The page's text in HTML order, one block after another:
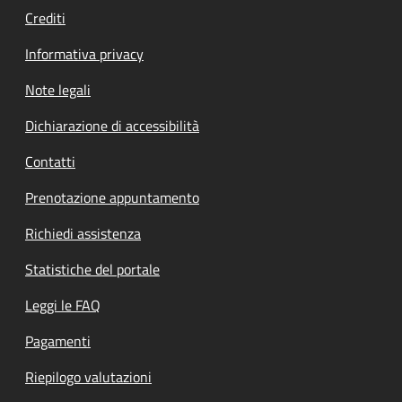
Crediti
Informativa privacy
Note legali
Dichiarazione di accessibilità
Contatti
Prenotazione appuntamento
Richiedi assistenza
Statistiche del portale
Leggi le FAQ
Pagamenti
Riepilogo valutazioni